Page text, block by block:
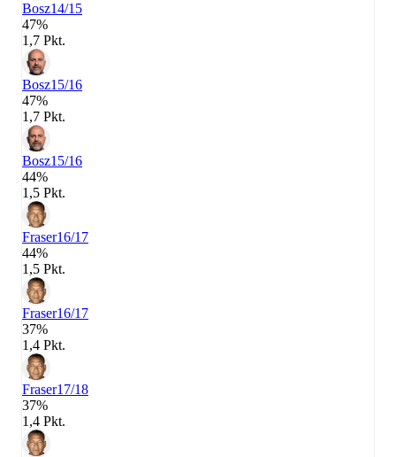
Bosz14/15
47%
1,7 Pkt.
Bosz15/16
47%
1,7 Pkt.
Bosz15/16
44%
1,5 Pkt.
Fraser16/17
44%
1,5 Pkt.
Fraser16/17
37%
1,4 Pkt.
Fraser17/18
37%
1,4 Pkt.